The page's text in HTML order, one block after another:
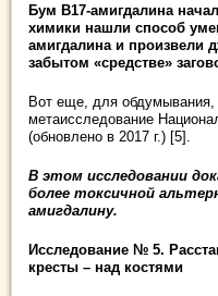
Бум В17-амигдалина
химики нашли способ
амигдалина и произвели
забытом «средстве»
Вот еще, для обдумывания,
метаисследование
(обновлено в 2017 г.) [5].
В этом исследовании
более токсичной
амигдалину.
Исследование № 5.
кресты – над костями